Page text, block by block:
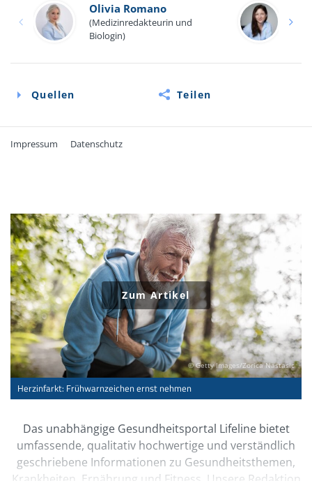
Olivia Romano
(Medizinredakteurin und
Biologin)
Quellen Teilen
Impressum Datenschutz
Online-Informationen von Deximed: Herzinfarkt:
deximed.de/home/klinische-themen/herz-gefaesse-
kreislauf/patienteninformationen/koronare-
herzerkrankung/herzinfarkt(Abruf: 06/2024)
Herold, G.: Innere Medizin. Gerd Herold, Köln 2022
Schumacher, B.: Ärzte Zeitung online: Herzinfarkt-
Symptome im Alter öfter atypisch. Grund für späten
Notruf?www.aerztezeitung.de/Medizin/Herzinfarkt-
Symptome-im-Alter-oefter-atypisch-408274.html
(Abruf: 06/2024)
Online-Informationen der Deutschen Herzstiftung e.V.:
Herzinfarkt:herzstiftung.de/infos-zu-
© Getty Images/Zorica Nastasic
Herzinfarkt: Frühwarnzeichen ernst nehmen
Das unabhängige Gesundheitsportal Lifeline bietet
umfassende, qualitativ hochwertige und verständlich
geschriebene Informationen zu Gesundheitsthemen,